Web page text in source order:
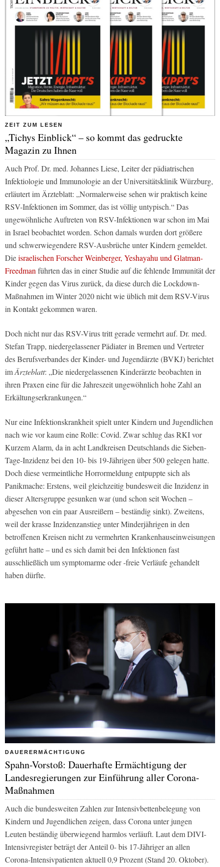
ZEIT ZUM LESEN
„Tichys Einblick“ – so kommt das gedruckte
Magazin zu Ihnen
Auch Prof. Dr. med. Johannes Liese, Leiter der pädiatrischen
Infektiologie und Immunologie an der Universitätsklinik Würzburg,
erläutert im Ärzteblatt: „Normalerweise sehen wir praktisch keine
RSV-Infektionen im Sommer, das ist völlig untypisch.“ Das
ungewöhnliche Auftreten von RSV-Infektionen war schon im Mai
in Israel beobachtet worden. Schon damals wurden dort größere
und schwerwiegendere RSV-Ausbrüche unter Kindern gemeldet.
Dieisraelischen Forscher Weinberger, Yeshayahu und Glatman-
Freedman führten das in einer Studie auf die fehlende Immunität der
Kinder gegen das Virus zurück, da diese durch die Lockdown-
Maßnahmen im Winter 2020 nicht wie üblich mit dem RSV-Virus
in Kontakt gekommen waren.
Doch nicht nur das RSV-Virus tritt gerade vermehrt auf. Dr. med.
Stefan Trapp, niedergelassener Pädiater in Bremen und Vertreter
des Berufsverbandes der Kinder- und Jugendärzte (BVKJ) berichtet
imÄrzteblatt: „Die niedergelassenen Kinderärzte beobachten in
ihren Praxen eine für die Jahreszeit ungewöhnlich hohe Zahl an
Erkältungserkrankungen.“
Nur eine Infektionskrankheit spielt unter Kindern und Jugendlichen
nach wie vor kaum eine Rolle: Covid. Zwar schlug das RKI vor
Kurzem Alarm, da in acht Landkreisen Deutschlands die Sieben-
Tage-Inzidenz bei den 10- bis 19-Jährigen über 500 gelegen hatte.
Doch diese vermeintliche Horrormeldung entpuppte sich als
Panikmache: Erstens, weil gleichzeitig bundesweit die Inzidenz in
dieser Altersgruppe gesunken war (und schon seit Wochen –
abgesehen von ein paar Ausreißern – beständig sinkt). Zweitens,
weil der krasse Inzidenzanstieg unter Minderjährigen in den
betroffenen Kreisen nicht zu vermehrten Krankenhauseinweisungen
geführt hatte – und es sich damit bei den Infektionen fast
ausschließlich um symptomarme oder -freie Verläufe gehandelt
haben dürfte.
DAUERERMÄCHTIGUNG
Spahn-Vorstoß: Dauerhafte Ermächtigung der
Landesregierungen zur Einführung aller Corona-
Maßnahmen
Auch die bundesweiten Zahlen zur Intensivbettenbelegung von
Kindern und Jugendlichen zeigen, dass Corona unter jungen
Leuten beständig überwiegend harmlos verläuft. Laut dem DIVI-
Intensivregister beträgt der Anteil 0- bis 17-Jähriger an allen
Corona-Intensivpatienten aktuell 0,9 Prozent (Stand 20. Oktober).